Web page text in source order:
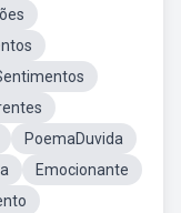
PoemaDuvida
Emocionante